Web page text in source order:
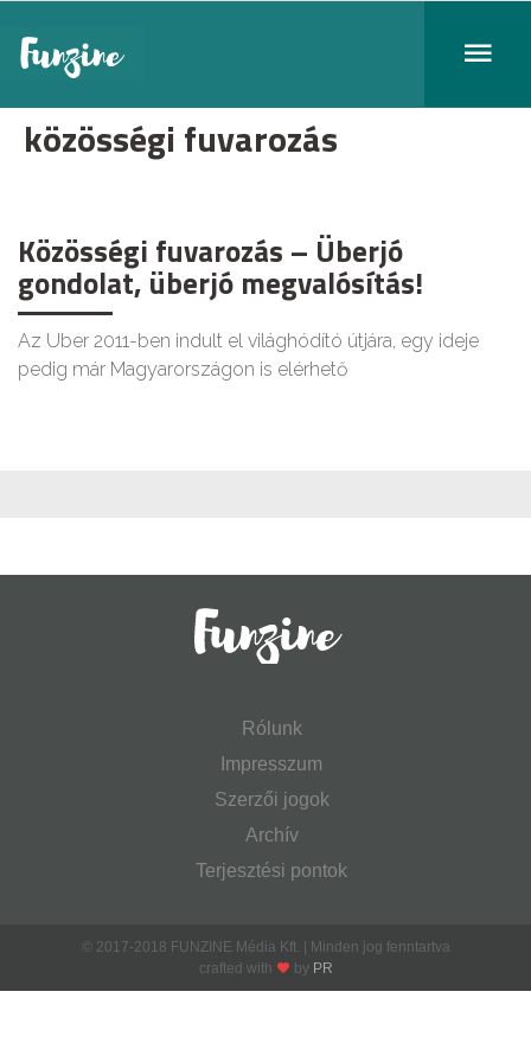
közösségi fuvarozás
Közösségi fuvarozás – Überjó
gondolat, überjó megvalósítás!
Az Uber 2011-ben indult el világhódító útjára, egy ideje
pedig már Magyarországon is elérhető
Rólunk
Impresszum
Szerzői jogok
Archív
Terjesztési pontok
© 2017-2018 FUNZINE Média Kft. | Minden jog fenntartva
crafted with
by PR